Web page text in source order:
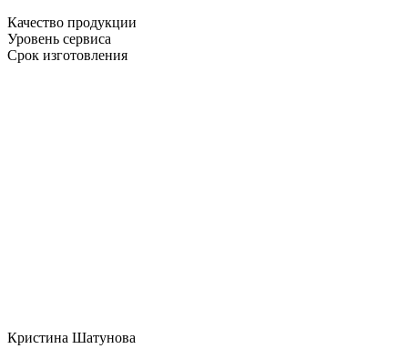
Качество продукции
Уровень сервиса
Срок изготовления
Кристина Шатунова